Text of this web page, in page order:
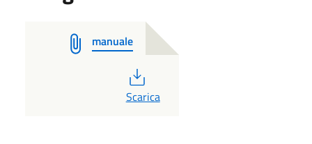
manuale
PDF
Scarica